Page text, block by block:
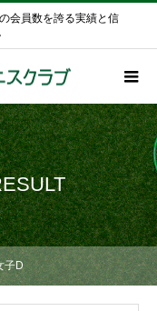
会員数を誇る実績と信
子D